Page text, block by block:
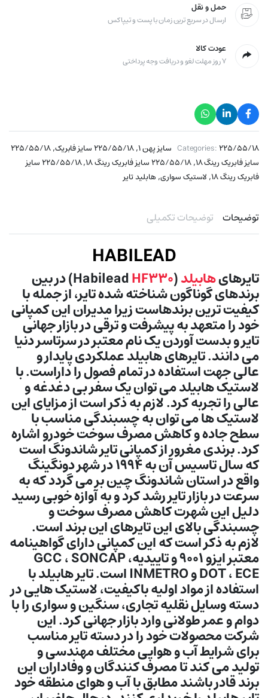
حمل و نقل
ارسال در سریع ترین زمان با پست و تیپاکس
عودت کالا
۷ روز مهلت لغو و دریافت وجه پرداختی
Categories:۲۲۵/۵۵/۱۸ سایز پهن ۱ ,۲۲۵/۵۵/۱۸ سایز فابریک ,۲۲۵/۵۵/۱۸
سایز فابریک رینگ ۱۸ ,۲۲۵/۵۵/۱۸ سایز فابریک رینگ ۱۸ ,
۲۲۵/۵۵/۱۸ سایز
فابریک رینگ ۱۸
, لاستیک سواری, هابلید تایر
توضیحات توضیحات تکمیلی
HABILEAD
تایرهایهابیلد(Habilead
HF330 ) در بین
برندهای گوناگون شناخته شده تایر، از جمله با
کیفیت ترین برندهاست زیرا مدیران این کمپانی
خود را متعهد به پیشرفت و ترقی در بازار جهانی
تایر و بدست آوردن یک نام معتبر در سرتاسر دنیا
می دانند. تایرهای هابیلد عملکردی پایدار و
عالی جهت استفاده در تمام فصول را داراست. با
لاستیک هابیلد می توان یک سفر بی دغدغه و
عالی را تجربه کرد. لازم به ذکر است از مزایای این
لاستیک ها می توان به چسبندگی مناسب با
سطح جاده و کاهش مصرف سوخت خودرو اشاره
کرد. برندی مغرور از کمپانی تایر شاندونگ است
که سال تاسیس آن به 1994 در شهر دونگینگ
واقع در استان شاندونگ چین بر می گردد که به
سرعت در بازار تایر رشد کرد و به آوازه خوبی رسید
دلیل این شهرت کاهش مصرف سوخت و
چسبندگی بالای این تایرهای این برند است.
لازم به ذکر است که این کمپانی دارای گواهینامه
معتبر ایزو 9001 و تاییدیهGCC ، SONCAP ،
DOT ، ECE و INMETRO است. تایر هابیلد با
استفاده از مواد اولیه باکیفیت، لاستیک هایی در
دسته وسایل نقلیه تجاری، سنگین و سواری را با
دوام و عمر طولانی وارد بازار جهانی کرد. این
شرکت محصولات خود را در دسته تایر مناسب
برای شرایط آب و هوایی مختلف مهندسی و
تولید می کند تا مصرف کنندگان و وفاداران این
برند قادر باشند مطابق با آب و هوای منطقه خود